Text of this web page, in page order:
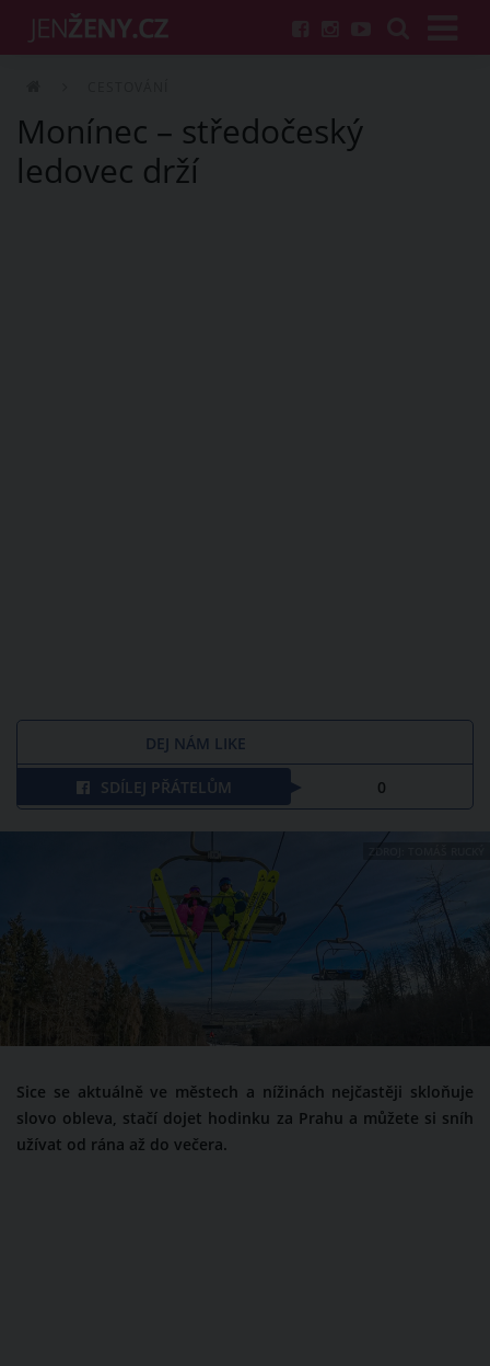
Monínec – středočeský
ledovec drží
DEJ NÁM LIKE
SDÍLEJ PŘÁTELŮM 0
ZDROJ: TOMÁŠ RUCKÝ
Sice se aktuálně ve městech a nížinách nejčastěji skloňuje
slovo obleva, stačí dojet hodinku za Prahu a můžete si sníh
užívat od rána až do večera.